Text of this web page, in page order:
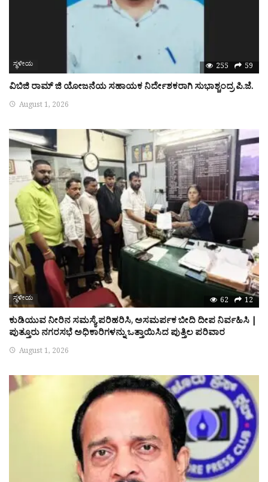
ಸ್ಥಳೀಯ 255 59
ವಿಬಿಜಿ ರಾಮ್ ಜಿ ಯೋಜನೆಯ ಸಹಾಯಕ ನಿರ್ದೇಶಕರಾಗಿ ಸುಭಾಶ್ಚಂದ್ರ ಪಿ.ಜೆ.
August 1, 2026
ಸ್ಥಳೀಯ 62 12
ಕುಡಿಯುವ ನೀರಿನ ಸಮಸ್ಯೆ ಪರಿಹರಿಸಿ, ಅಸಮರ್ಪಕ ಬೀದಿ ದೀಪ ನಿರ್ವಹಿಸಿ |
ಪುತ್ತೂರು ನಗರಸಭೆ ಅಧಿಕಾರಿಗಳನ್ನು ಒತ್ತಾಯಿಸಿದ ಪುತ್ತಿಲ ಪರಿವಾರ
August 1, 2026